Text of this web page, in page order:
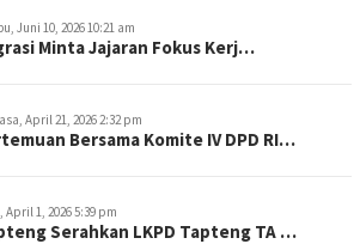
Juni 10, 2026 10:21 am
Minta Jajaran Fokus Kerj…
April 21, 2026 2:32 pm
Bersama Komite IV DPD RI…
April 1, 2026 5:39 pm
Serahkan LKPD Tapteng TA …